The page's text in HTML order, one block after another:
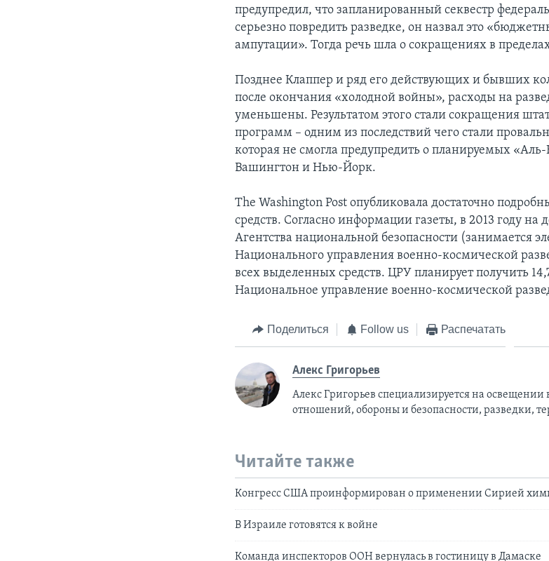
предупредил, что запланированный секвестр
серьезно повредить разведке, он назвал это
ампутации». Тогда речь шла о сокращениях в
Позднее Клаппер и ряд его действующих и бывших
после окончания «холодной войны», расходы на
уменьшены. Результатом этого стали сокращения
программ – одним из последствий чего стали
которая не смогла предупредить о планируемых
Вашингтон и Нью-Йорк.
The Washington Post опубликовала достаточно
средств. Согласно информации газеты, в 2013 году на
Агентства национальной безопасности (занимается
Национального управления военно-космической
всех выделенных средств. ЦРУ планирует получить
Национальное управление военно-космической
Поделиться Follow us Распечатать
Алекс Григорьев
Алекс Григорьев специализируется на
отношений, обороны и безопасности, разведки,
Читайте также
Конгресс США проинформирован о применении Сирией
В Израиле готовятся к войне
Команда инспекторов ООН вернулась в гостиницу в Дамаске